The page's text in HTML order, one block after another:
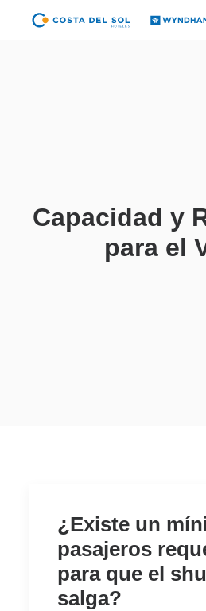
SPA
CORPORATIVO
Capacidad y
para el
¿Existe un
pasajeros
para que el
salga?